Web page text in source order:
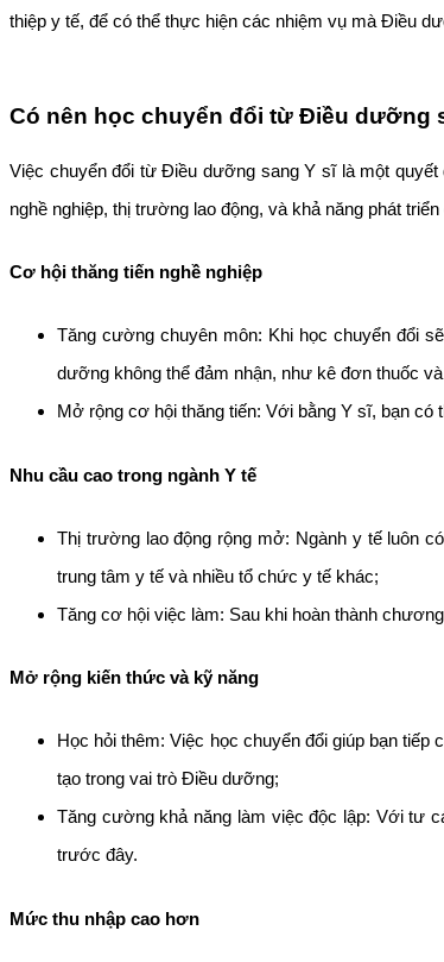
thiệp y tế, để có thể thực hiện các nhiệm vụ mà Điều
Có nên học chuyển đổi từ Điều dưỡng
Việc chuyển đổi từ Điều dưỡng sang Y sĩ là một
nghề nghiệp, thị trường lao động, và khả năng phát
Cơ hội thăng tiến nghề nghiệp
Tăng cường chuyên môn: Khi học chuyển đổi
dưỡng không thể đảm nhận, như kê đơn thuốc
Mở rộng cơ hội thăng tiến: Với bằng Y sĩ, bạn có
Nhu cầu cao trong ngành Y tế
Thị trường lao động rộng mở: Ngành y tế luôn
trung tâm y tế và nhiều tổ chức y tế khác;
Tăng cơ hội việc làm: Sau khi hoàn thành
Mở rộng kiến thức và kỹ năng
Học hỏi thêm: Việc học chuyển đổi giúp bạn
tạo trong vai trò Điều dưỡng;
Tăng cường khả năng làm việc độc lập: Với tư
trước đây.
Mức thu nhập cao hơn